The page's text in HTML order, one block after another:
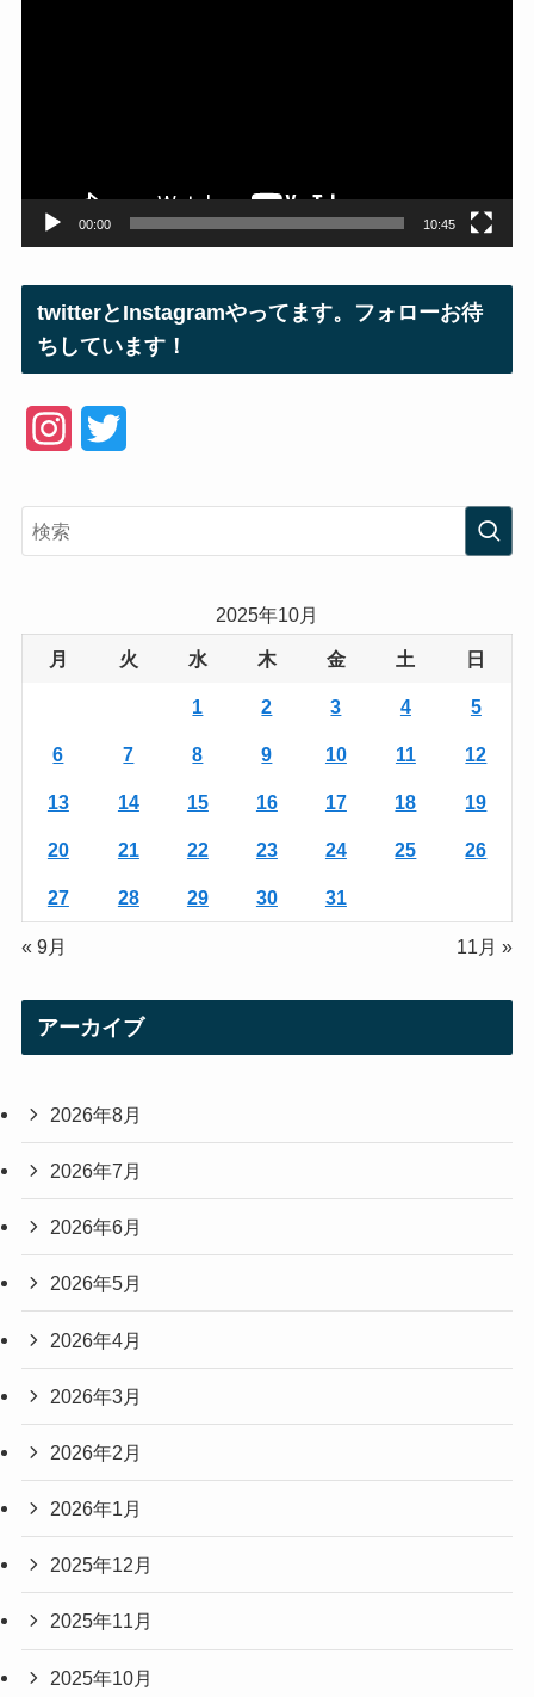
00:00 10:45
twitterとInstagramやってます。フォローお待
ちしています！
e
2025年10月
月 火 水 木 金 土 日
1 2 3 4 5
6 7 8 9 10 11 12
13 14 15 16 17 18 19
20 21 22 23 24 25 26
27 28 29 30 31
« 9月 11月 »
アーカイブ
2026年8月
2026年7月
2026年6月
2026年5月
2026年4月
2026年3月
2026年2月
2026年1月
2025年12月
2025年11月
2025年10月